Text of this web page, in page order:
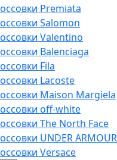
Premiata
Salomon
Valentino
Balenciaga
Fila
Lacoste
Maison Margiela
off-white
The North Face
UNDER ARMOUR
Versace